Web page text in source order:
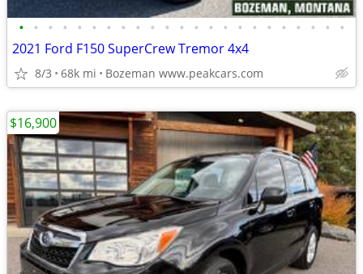
• • • • • • • • • • • • • • • • • • • • • • •
2021 Ford F150 SuperCrew Tremor 4x4
8/3 68k mi Bozeman www.peakcars.com
$16,900